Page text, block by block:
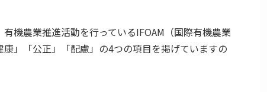
機農業推進活動を行っているIFOAM（国際有機農業
」「公正」「配慮」の4つの項目を掲げていますの